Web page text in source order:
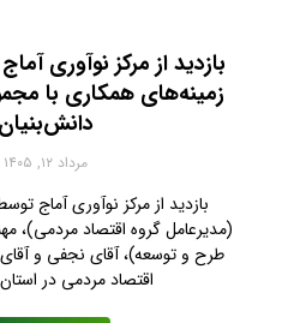
بازدید از مرکز نوآوری
زمینه‌های همکاری با
دانش‌بنیان
مرداد ۱۲, ۱۴۰۵
بازدید از مرکز نوآوری آماج
(مدیرعامل گروه اقتصاد مردمی)،
طرح و توسعه)، آقای نجفی‌ و آقای
اقتصاد مردمی در